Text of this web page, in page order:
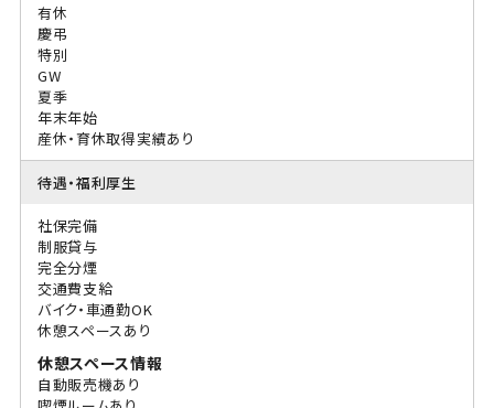
有休
慶弔
特別
GW
夏季
年末年始
産休・育休取得実績あり
待遇・福利厚生
社保完備
制服貸与
完全分煙
交通費支給
バイク・車通勤OK
休憩スペースあり
休憩スペース情報
自動販売機あり